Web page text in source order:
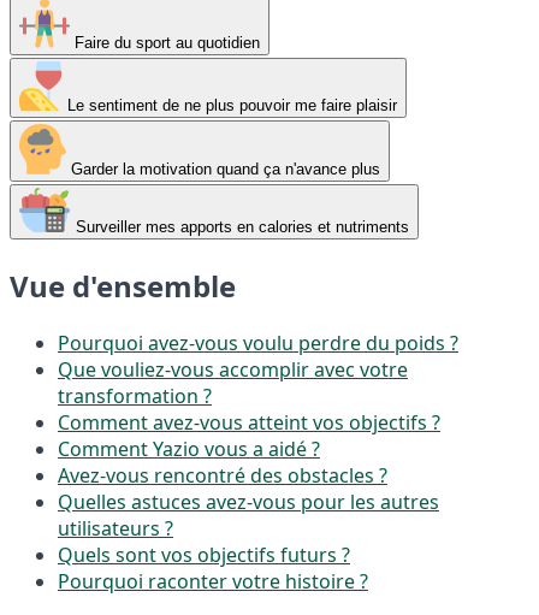
Faire du sport au quotidien
Le sentiment de ne plus pouvoir me faire plaisir
Garder la motivation quand ça n'avance plus
Surveiller mes apports en calories et nutriments
Vue d'ensemble
Pourquoi avez-vous voulu perdre du poids ?
Que vouliez-vous accomplir avec votre
transformation ?
Comment avez-vous atteint vos objectifs ?
Comment Yazio vous a aidé ?
Avez-vous rencontré des obstacles ?
Quelles astuces avez-vous pour les autres
utilisateurs ?
Quels sont vos objectifs futurs ?
Pourquoi raconter votre histoire ?